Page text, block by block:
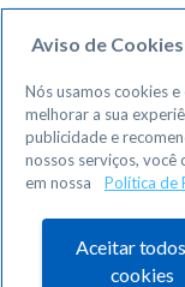
Aviso de Cookies
Nós usamos cookies
melhorar a sua
publicidade e
nossos serviços,
em nossa
Política de
Aceitar
cookies